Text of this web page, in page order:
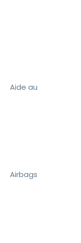
Aide au
Airbags